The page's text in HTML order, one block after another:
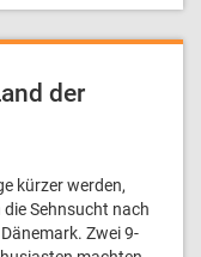
der
kürzer werden,
Sehnsucht nach
Zwei 9-